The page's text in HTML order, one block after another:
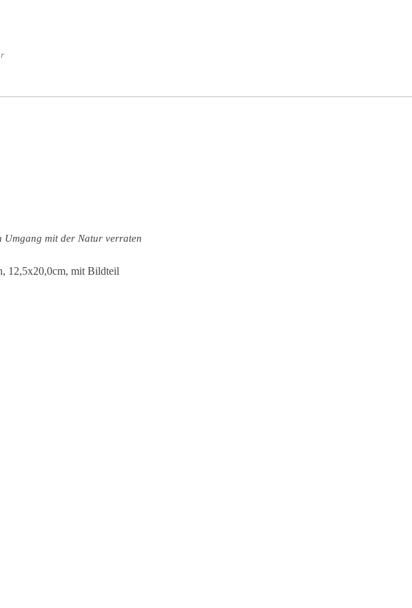
Umgang mit der Natur verraten
12,5x20,0cm, mit Bildteil